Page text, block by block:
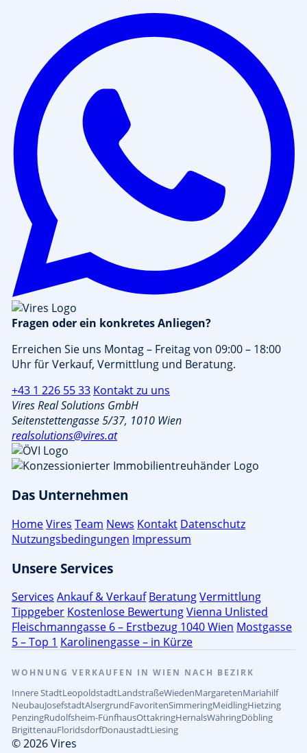
Fragen oder ein konkretes Anliegen?
Erreichen Sie uns Montag – Freitag von 09:00 – 18:00
Uhr für Verkauf, Vermittlung und Beratung.
+43 1 226 55 33 Kontakt zu uns
Vires Real Solutions GmbH
Seitenstettengasse 5/37, 1010 Wien
realsolutions@vires.at
Das Unternehmen
HomeVires Team News Kontakt Datenschutz
Nutzungsbedingungen Impressum
Unsere Services
Services Ankauf & Verkauf BeratungVermittlung
Tippgeber Kostenlose BewertungVienna Unlisted
Fleischmanngasse 6 – Erstbezug 1040 Wien Mostgasse
5 – Top 1 Karolinengasse – in Kürze
WOHNUNG VERKAUFEN IN WIEN NACH BEZIRK
Innere StadtLeopoldstadtLandstraßeWiedenMargaretenMariahilf
NeubauJosefstadtAlsergrundFavoritenSimmeringMeidlingHietzing
PenzingRudolfsheim-FünfhausOttakringHernalsWähringDöbling
BrigittenauFloridsdorfDonaustadtLiesing
© 2026 Vires